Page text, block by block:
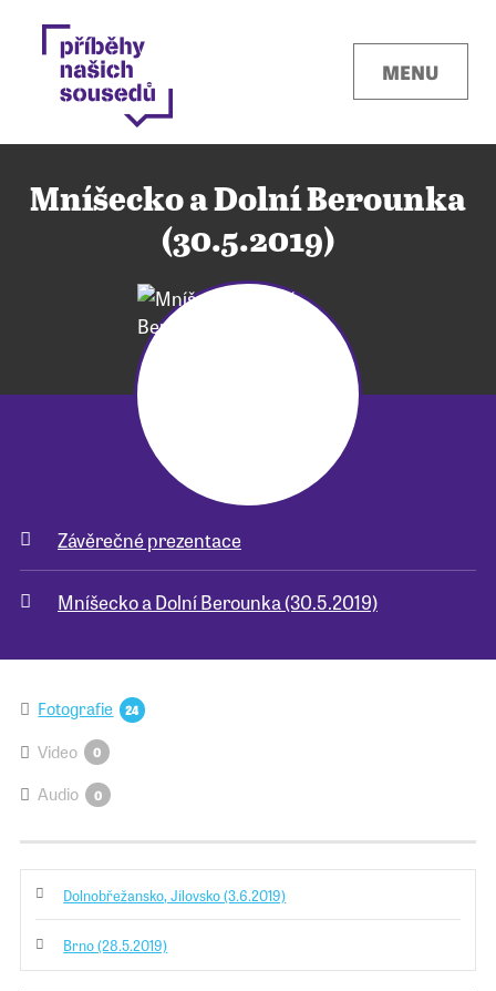
MENU
Pro školy
Příběhy našich sousedů
Mníšecko a Dolní Berounka
(30.5.2019)
Závěrečné prezentace
Mníšecko a Dolní Berounka (30.5.2019)
Fotografie 24
Video 0
Audio 0
Dolnobřežansko, Jílovsko (3.6.2019)
Brno (28.5.2019)